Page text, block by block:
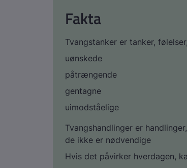
Fakta
Tvangstanker er tanker,
uønskede
påtrængende
gentagne
uimodståelige
Tvangshandlinger er
de ikke er nødvendige
Hvis det påvirker hverdagen,